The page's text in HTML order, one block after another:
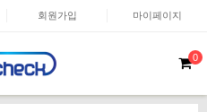
회원가입 마이페이지
0